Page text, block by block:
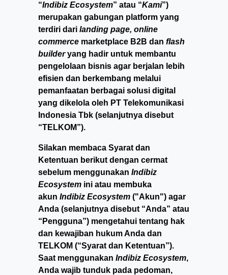
“Indibiz Ecosystem” atau “Kami”)
merupakan gabungan platform yang
terdiri dari landing page, online
commerce marketplace B2B dan flash
builderyang hadir untuk membantu
pengelolaan bisnis agar berjalan lebih
efisien dan berkembang melalui
pemanfaatan berbagai solusi digital
yang dikelola oleh PT Telekomunikasi
Indonesia Tbk (selanjutnya disebut
“TELKOM”).
Silakan membaca Syarat dan
Ketentuan berikut dengan cermat
sebelum menggunakan Indibiz
Ecosystem ini atau membuka
akun Indibiz Ecosystem ("Akun") agar
Anda (selanjutnya disebut “Anda” atau
“Pengguna”) mengetahui tentang hak
dan kewajiban hukum Anda dan
TELKOM (“Syarat dan Ketentuan”).
Saat menggunakan Indibiz Ecosystem,
Anda wajib tunduk pada pedoman,